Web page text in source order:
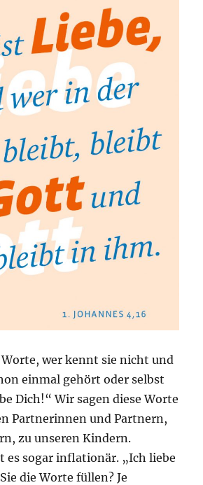
wer kennt sie nicht und
einmal gehört oder selbst
Dich!“ Wir sagen diese Worte
Partnerinnen und Partnern,
zu unseren Kindern.
es sogar inflationär. „Ich liebe
die Worte füllen? Je